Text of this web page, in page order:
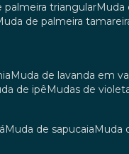
palmeira triangular
muda de palmeira
muda de lavanda em
de ipê
mudas de
muda de sapucaia